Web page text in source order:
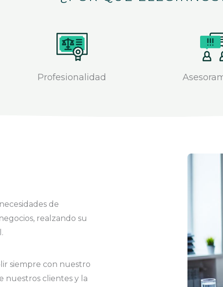
Profesionalidad
de
realzando su
siempre con nuestro
nuestros clientes y la